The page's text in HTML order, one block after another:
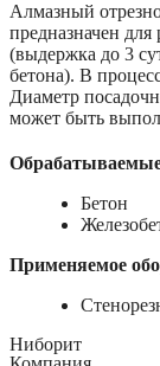
Алмазный
предназначен для
(выдержка до 3
бетона). В
Диаметр
может быть
Бетон
Применяемое
Ниборит